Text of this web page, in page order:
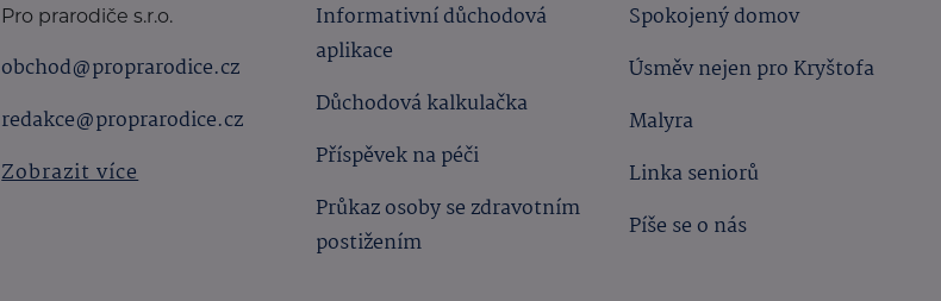
Pro prarodiče s.r.o.
obchod@proprarodice.cz
redakce@proprarodice.cz
Zobrazit více
Informativní důchodová
aplikace
Důchodová kalkulačka
Příspěvek na péči
Průkaz osoby se zdravotním
postižením
Spokojený domov
Úsměv nejen pro Kryštofa
Malyra
Linka seniorů
Píše se o nás